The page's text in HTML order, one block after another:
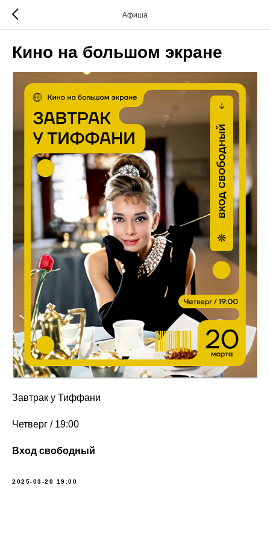
Афиша
Кино на большом экране
Завтрак у Тиффани
Четверг / 19:00
Вход свободный
2025-03-20 19:00